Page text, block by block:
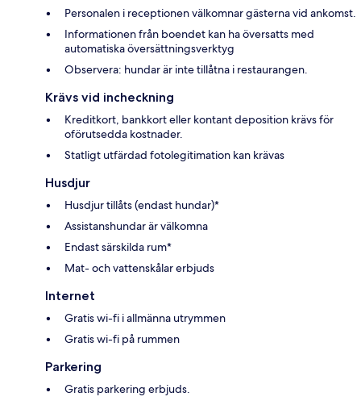
Personalen i receptionen välkomnar gästerna vid ankomst.
Informationen från boendet kan ha översatts med
automatiska översättningsverktyg
Observera: hundar är inte tillåtna i restaurangen.
Krävs vid incheckning
Kreditkort, bankkort eller kontant deposition krävs för
oförutsedda kostnader.
Statligt utfärdad fotolegitimation kan krävas
Husdjur
Husdjur tillåts (endast hundar)*
Assistanshundar är välkomna
Endast särskilda rum*
Mat- och vattenskålar erbjuds
Internet
Gratis wi-fi i allmänna utrymmen
Gratis wi-fi på rummen
Parkering
Gratis parkering erbjuds.